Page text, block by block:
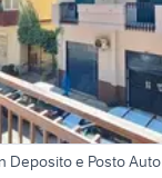
Deposito e Posto Auto